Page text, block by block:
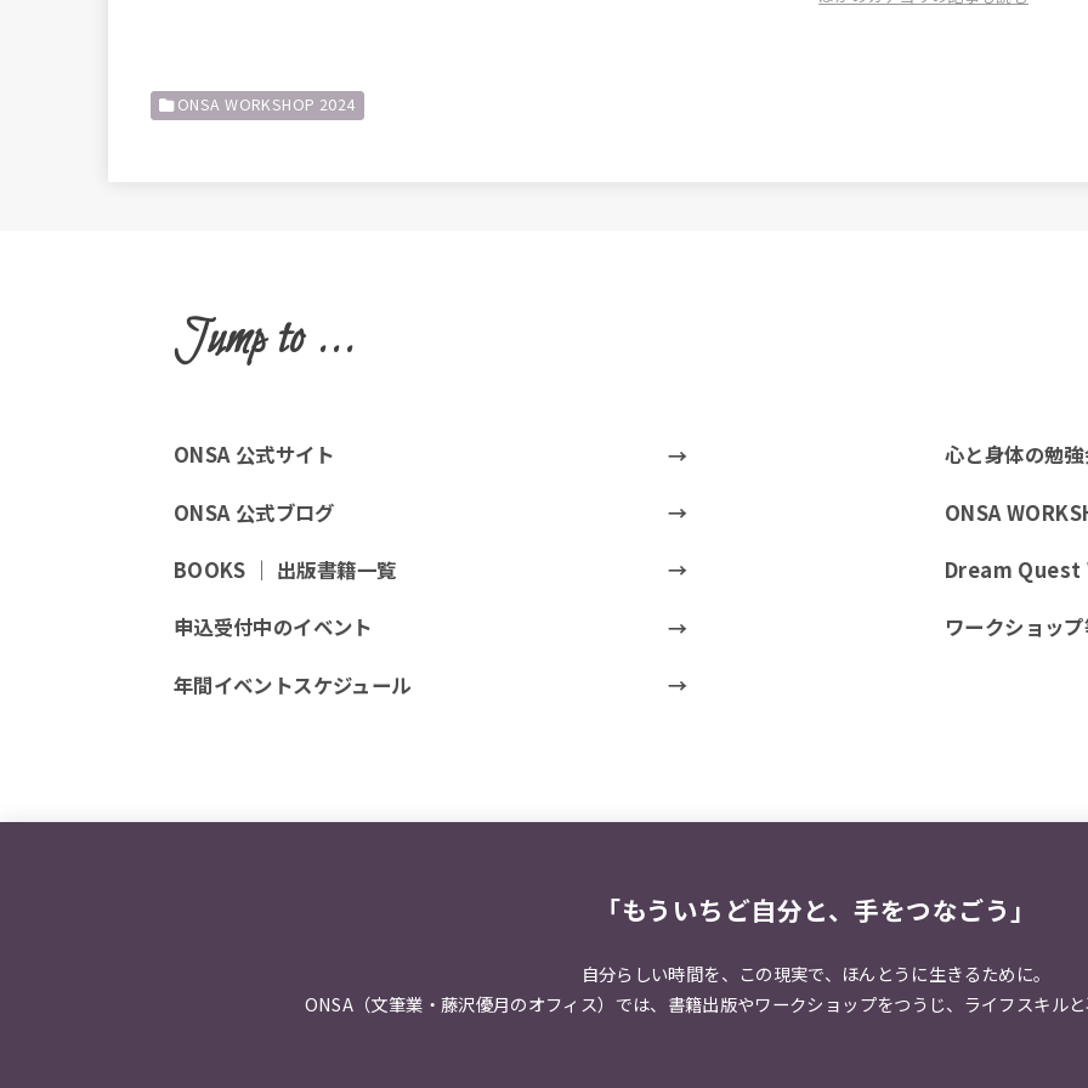
ONSA WORKSHOP 2024
Jump to ...
ONSA 公式サイト
ONSA 公式ブログ
BOOKS ｜ 出版書籍一覧
心と身体の勉
ONSA
Dream Quest
申込受付中のイベント
年間イベントスケジュール
ワークショッ
「もういちど自分と、手をつなごう」
自分らしい時間を、この現実で、 ほんとうに生きるために。
ONSA（文筆業・藤沢優月のオフィス）では、 書籍出版やワークショップをつうじ、 ライフスキル